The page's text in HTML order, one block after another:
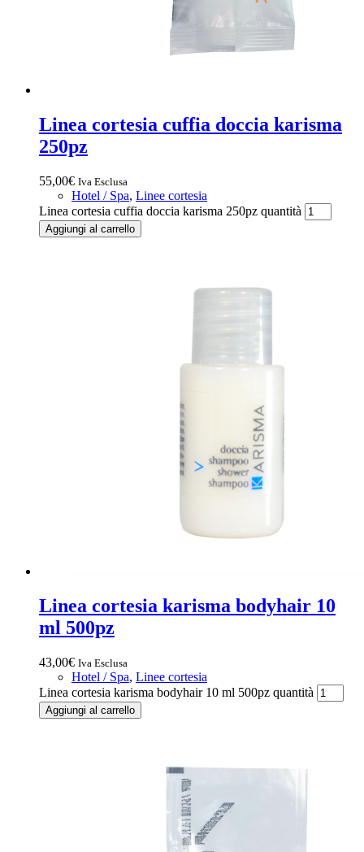
Linea cortesia cuffia doccia karisma
250pz
55,00€ Iva Esclusa
Hotel / Spa, Linee cortesia
Linea cortesia cuffia doccia karisma 250pz quantità
Aggiungi al carrello
Linea cortesia karisma bodyhair 10
ml 500pz
43,00€ Iva Esclusa
Hotel / Spa, Linee cortesia
Linea cortesia karisma bodyhair 10 ml 500pz quantità
Aggiungi al carrello